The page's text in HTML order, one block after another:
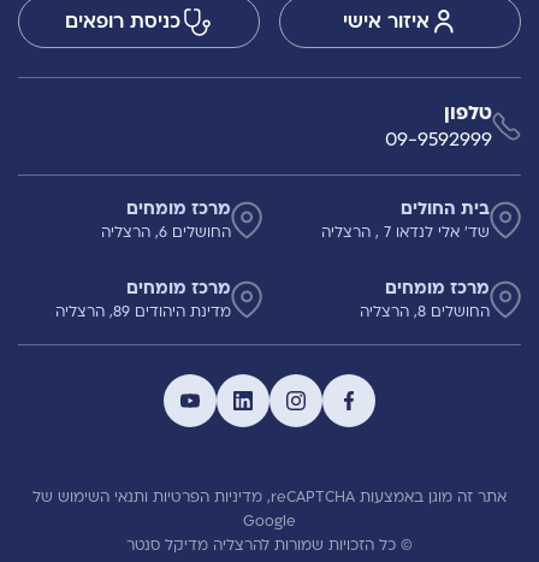
איזור אישי כניסת רופאים
טלפון
09-9592999
בית החולים
שד' אלי לנדאו 7 , הרצליה
מרכז מומחים
החושלים 6, הרצליה
מרכז מומחים
החושלים 8, הרצליה
מרכז מומחים
מדינת היהודים 89, הרצליה
אתר זה מוגן באמצעות reCAPTCHA, מדיניות הפרטיות ותנאי השימוש של
Google
© כל הזכויות שמורות להרצליה מדיקל סנטר